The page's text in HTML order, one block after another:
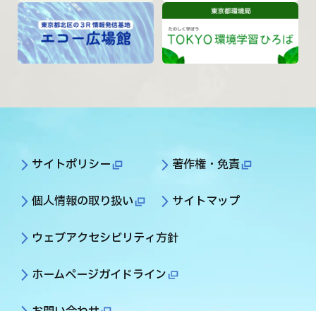
サイトポリシー 著作権・免責
個人情報の取り扱い サイトマップ
ウェブアクセシビリティ方針
ホームページガイドライン